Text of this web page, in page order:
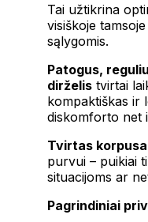
Tai užtikrina
visiškoje
sąlygomis.
Patogus,
dirželistvirtai
kompaktiškas ir
diskomforto net
Tvirtas
purvui – puikiai
situacijoms ar
Pagrindiniai